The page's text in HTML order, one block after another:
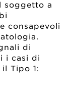
soggetto a
consapevoli
di
i casi di
Tipo 1: